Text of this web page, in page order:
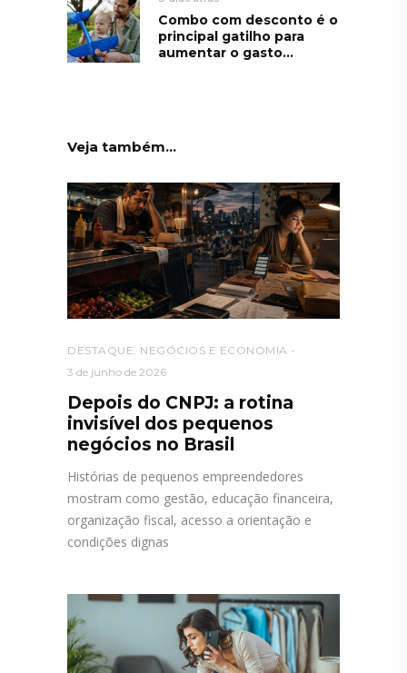
Combo com desconto é o
principal gatilho para
aumentar o gasto...
Veja também...
DESTAQUE, NEGÓCIOS E ECONOMIA
3 de junho de 2026
Depois do CNPJ: a rotina
invisível dos pequenos
negócios no Brasil
Histórias de pequenos empreendedores
mostram como gestão, educação financeira,
organização fiscal, acesso a orientação e
condições dignas